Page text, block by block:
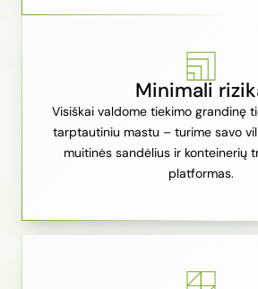
Minimali
Visiškai valdome tiekimo grandinę
tarptautiniu mastu – turime savo
muitinės sandėlius ir konteinerių
platformas.